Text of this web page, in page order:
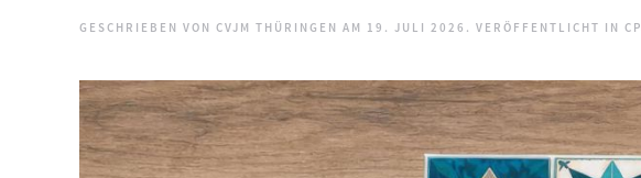
GESCHRIEBEN VON CVJM THÜRINGEN AM 19. JULI 2026 . VERÖFFENTLICHT IN